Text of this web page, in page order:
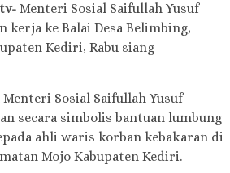
Menteri Sosial Saifullah Yusuf
kerja ke Balai Desa Belimbing,
Kediri, Rabu siang
Sosial Saifullah Yusuf
secara simbolis bantuan lumbung
ahli waris korban kebakaran di
Mojo Kabupaten Kediri.